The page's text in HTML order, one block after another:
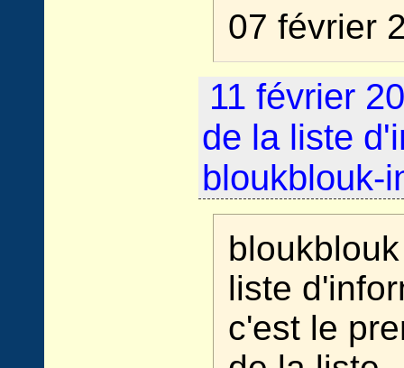
07 février
11 février
de la liste
bloukblouk-
liste
c'est le